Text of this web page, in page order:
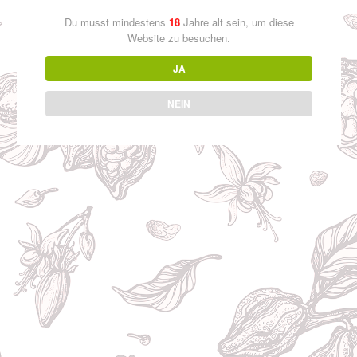
Archives
Juli 2022
Categories
Kontakt
Datenschutzerklärung
Impressum
massvoll-geniessen.de
Du musst mindestens 18Jahre alt sein, um diese
Website zu besuchen.
JA
NEIN